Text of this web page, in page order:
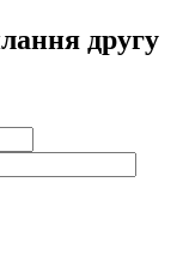
другу